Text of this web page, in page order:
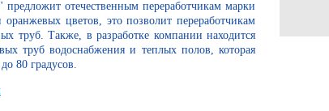
отечественным переработчикам марки
цветов, это позволит переработчикам
труб. Также, в разработке компании находится
труб водоснабжения и теплых полов, которая
80 градусов.